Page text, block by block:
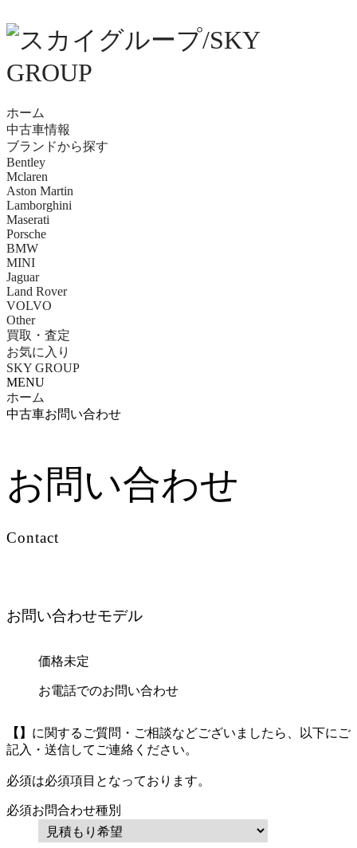
ホーム
中古車情報
ブランドから探す
Bentley
Mclaren
Aston Martin
Lamborghini
Maserati
Porsche
BMW
MINI
Jaguar
Land Rover
VOLVO
Other
買取・査定
お気に入り
SKY GROUP
MENU
ホーム
中古車お問い合わせ
お問い合わせ
Contact
お問い合わせモデル
価格未定
お電話でのお問い合わせ
【】 に関するご質問・ご相談などございましたら、以下にご
記入・送信してご連絡ください。
必須は必須項目となっております。
必須お問合わせ種別